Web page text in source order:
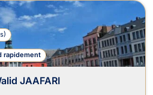
)
rapidement
JAAFARI